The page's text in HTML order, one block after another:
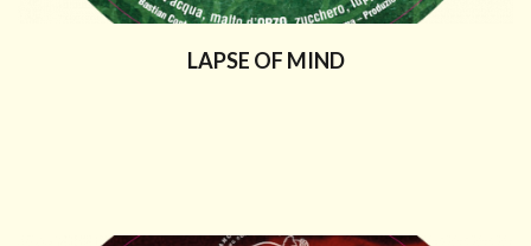
LAPSE OF MIND